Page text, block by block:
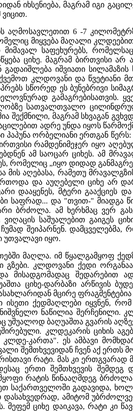
იხსენიება, მაგრამ იგი
აღმოსავლეთით 6 -7
მიყვება მაღალი
საფეხურებს,
ციხე. მაგრამ ბირთვისი
გადაიშლება იშვიათი
კლდოვანი და წვეტიანი
სწორედ ეს ბუნებრივი
გამაგრებისათვის.
სათვალთვალო
შექმნილი, მაგრამ სხვაგან
გაცილებით ადრე უნდა იყოს
ორბელიანი ერთგან წერს:
რამდენიმეჯერ იყო
ამ საოცარ ციხეს. ამ
რომელიც „იყო დიდად
მის აღებასა, რამეთუ
და აუღებელი ციხე არ
დააყენეს, მტერი
საფრად... და "თვით-" მიადგა
ბრძოლა. ამ ხერხმაც ვერ
ვიღაცის საშუალებით გაიგეს
შეიპარნენ. დამცველებმა,
უთვალავი იყო.
მაღლა. იმ წყალგამყოფ
გზები. კლდოვანი ქედი
შედარებით
ციხე-დარბაზი არწივის
მცირე ფრაგმენტებია
ისეთი ქედმაღლები იყვნენ,
ნაწილია შერჩენილი.
უშუალოდ ბაღუაშთა გვარის
კლდეკარის ციხის
კლდე-კართა". ეს ამბავი
შემთხვევიდან ჩვენ აქ ერთს
რატი. მას კი
ერთი შემთხვევის
მყოფი რატის წინააღმდეგ
საქართველოში გადავიდა,
ამიტომ
მეფემ ციხე დაიკავა, რატი კი